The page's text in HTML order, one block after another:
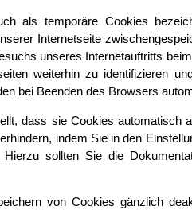
als temporäre Cookies
Internetseite
unseres Internetauftritts
weiterhin zu identifizieren
bei Beenden des Browsers
dass sie Cookies automatisch
indem Sie in den
sollten Sie die
von Cookies gänzlich